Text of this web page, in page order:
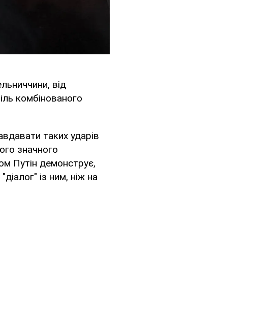
від
комбінованого
таких ударів
значного
Путін демонструє,
із ним, ніж на